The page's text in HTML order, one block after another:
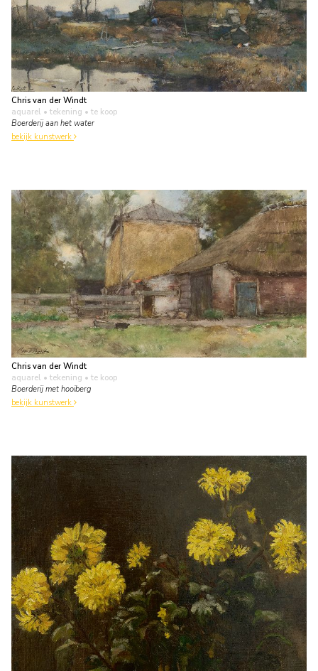
Chris van der Windt
aquarel • tekening • te koop
Boerderij aan het water
bekijk kunstwerk
Chris van der Windt
aquarel • tekening • te koop
Boerderij met hooiberg
bekijk kunstwerk